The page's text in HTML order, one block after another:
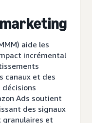
aide les
incrémental
canaux et des
Ads soutient
des signaux
granulaires et